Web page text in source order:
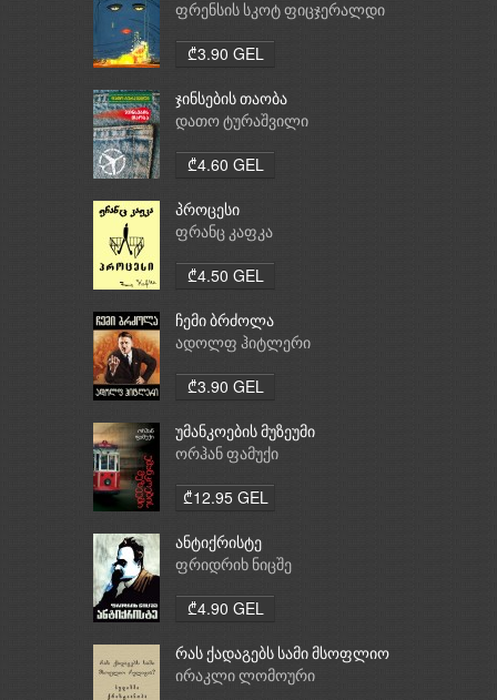
ფრენსის სკოტ ფიცჯერალდი
₾3.90 GEL
ჯინსების თაობა
დათო ტურაშვილი
₾4.60 GEL
პროცესი
ფრანც კაფკა
₾4.50 GEL
ჩემი ბრძოლა
ადოლფ ჰიტლერი
₾3.90 GEL
უმანკოების მუზეუმი
ორჰან ფამუქი
₾12.95 GEL
ანტიქრისტე
ფრიდრიხ ნიცშე
₾4.90 GEL
რას ქადაგებს სამი მსოფლიო
რელიგია: ბუდიზმი,
ირაკლი ლომოური